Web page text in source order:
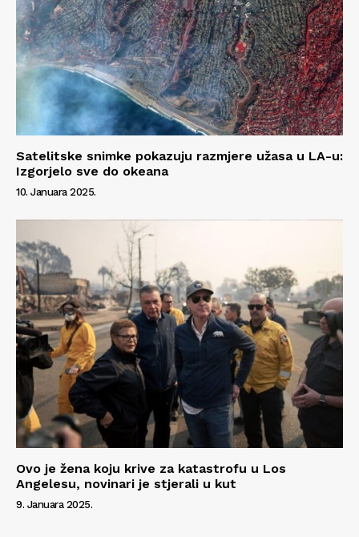
Satelitske snimke pokazuju razmjere užasa u LA-u:
Izgorjelo sve do okeana
10. Januara 2025.
Ovo je žena koju krive za katastrofu u Los
Angelesu, novinari je stjerali u kut
9. Januara 2025.